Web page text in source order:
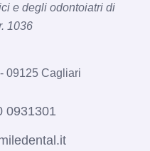
e degli odontoiatri di
1036​
09125 Cagliari
0931301